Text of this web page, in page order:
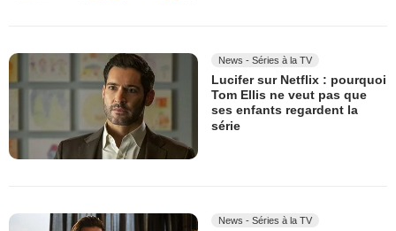
News - Séries à la TV
Lucifer sur Netflix : pourquoi
Tom Ellis ne veut pas que
ses enfants regardent la
série
News - Séries à la TV